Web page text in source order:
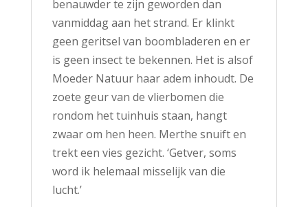
benauwder te zijn geworden dan
vanmiddag aan het strand. Er klinkt
geen geritsel van boombladeren en er
is geen insect te bekennen. Het is alsof
Moeder Natuur haar adem inhoudt. De
zoete geur van de vlierbomen die
rondom het tuinhuis staan, hangt
zwaar om hen heen. Merthe snuift en
trekt een vies gezicht. ‘Getver, soms
word ik helemaal misselijk van die
lucht.’